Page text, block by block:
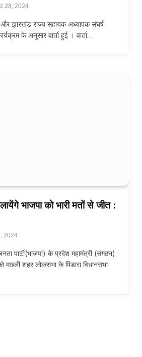
28, 2024
झारखंड राज्य सहायक अध्यापक संघर्ष
के अनुसार वार्ता हुई । वार्ता…
भाजपा को भारी मतों से जीत :
2024
पार्टी(भाजपा) के प्रदेश महामंत्री (संगठन)
मछली शहर लोकसभा के पिंडारा विधानसभा